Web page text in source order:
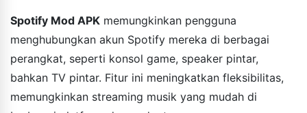
Spotify Mod APK memungkinkan pengguna
menghubungkan akun Spotify mereka di berbagai
perangkat, seperti konsol game, speaker pintar,
bahkan TV pintar. Fitur ini meningkatkan fleksibilitas,
memungkinkan streaming musik yang mudah di